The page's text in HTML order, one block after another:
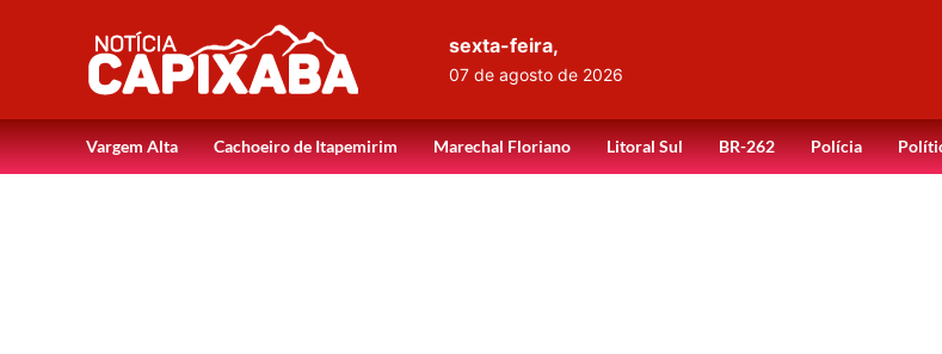
sexta-feira,
07 de agosto de 2026
Vargem Alta Cachoeiro de Itapemirim Marechal Floriano Litoral Sul BR-262 Polícia